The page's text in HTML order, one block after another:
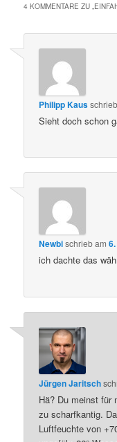
4 KOMMENTARE ZU „
Philipp Kausschrieb
Sieht doch schon
Newbischriebam
ich dachte das
Jürgen Jaritsch
Hä? Du meinst für
zu scharfkantig.
Luftfeuchte von